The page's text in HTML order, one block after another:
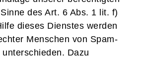
des Art. 6 Abs. 1 lit. f)
dieses Dienstes werden
Menschen von Spam-
Dazu